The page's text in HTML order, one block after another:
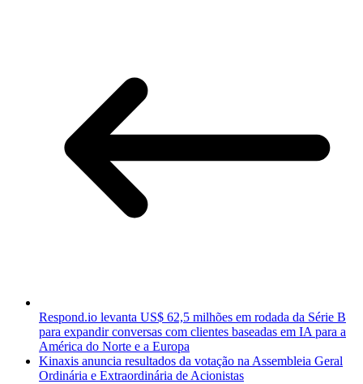
Respond.io levanta US$ 62,5 milhões em rodada da Série B
para expandir conversas com clientes baseadas em IA para a
América do Norte e a Europa
Kinaxis anuncia resultados da votação na Assembleia Geral
Ordinária e Extraordinária de Acionistas